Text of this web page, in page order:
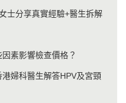
士分享真實經驗+醫生拆解
素影響檢查價格？
婦科醫生解答HPV及宮頸